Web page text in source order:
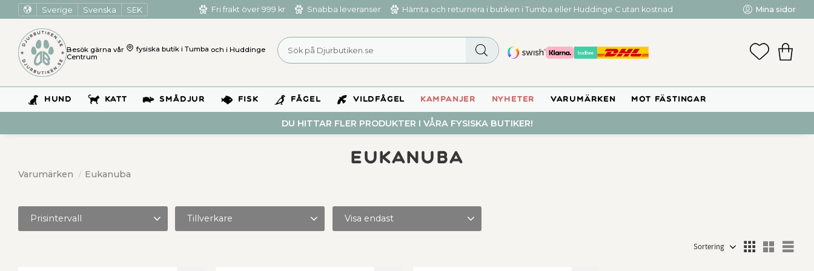
Sverige Svenska SEK Fri frakt över 999 kr Snabba leveranser Hämta och returnera i butiken i Tumba eller Huddinge C utan kostnad Mina sidor
Besök gärna vår fysiska butik i Tumba och i Huddinge
Centrum
HUND KATT SMÅDJUR FISK FÅGEL VILDFÅGEL KAMPANJER NYHETER VARUMÄRKEN MOT FÄSTINGAR
DU HITTAR FLER PRODUKTER I VÅRA FYSISKA BUTIKER!
Eukanuba
Varumärken Eukanuba
Prisintervall Tillverkare Visa endast